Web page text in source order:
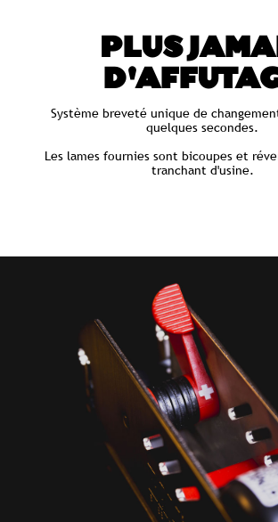
PLUS
Système breveté unique de
quelques secondes.
Les lames fournies sont bicoupes et
tranchant d'usine.